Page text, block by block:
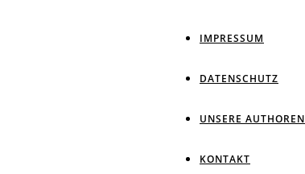
IMPRESSUM
DATENSCHUTZ
UNSERE AUTHOREN
KONTAKT